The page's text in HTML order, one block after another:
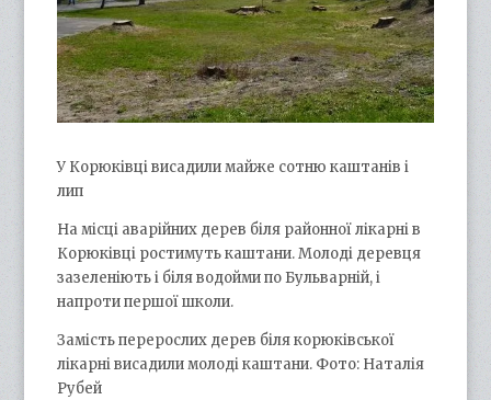
У Корюківці висадили майже сотню каштанів і
лип
На місці аварійних дерев біля районної лікарні в
Корюківці ростимуть каштани. Молоді деревця
зазеленіють і біля водойми по Бульварній, і
напроти першої школи.
Замість перерослих дерев біля корюківської
лікарні висадили молоді каштани. Фото: Наталія
Рубей